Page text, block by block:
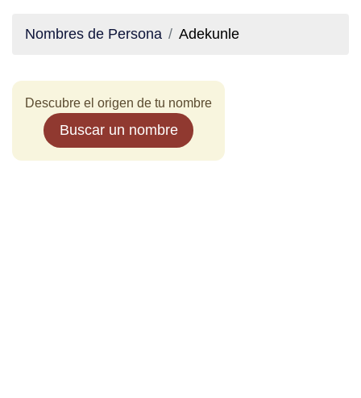
Nombres de Persona Adekunle
Descubre el origen de tu nombre
Buscar un nombre